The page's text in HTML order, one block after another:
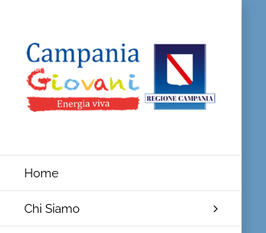
contenuto
Home
Chi Siamo